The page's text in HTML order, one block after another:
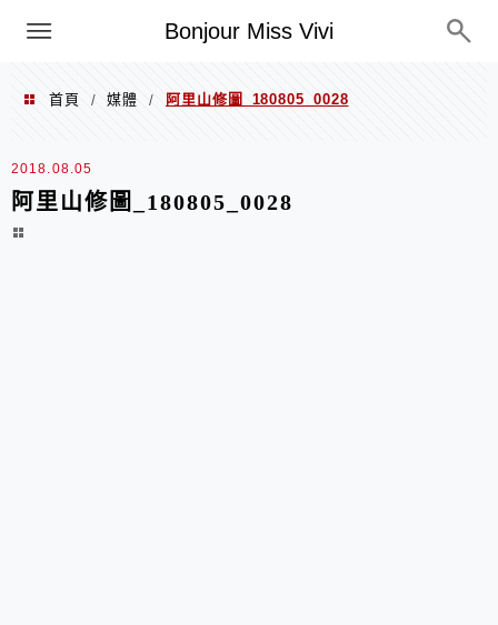
Bonjour Miss Vivi
選單
首頁 / 媒體 / 阿里山修圖_180805_0028
2018.08.05
阿里山修圖_180805_0028